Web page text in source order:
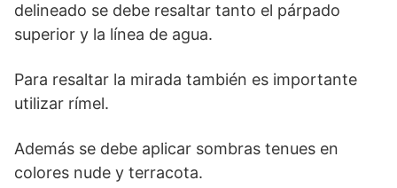
delineado se debe resaltar tanto el párpado
superior y la línea de agua.
Para resaltar la mirada también es importante
utilizar rímel.
Además se debe aplicar sombras tenues en
colores nude y terracota.